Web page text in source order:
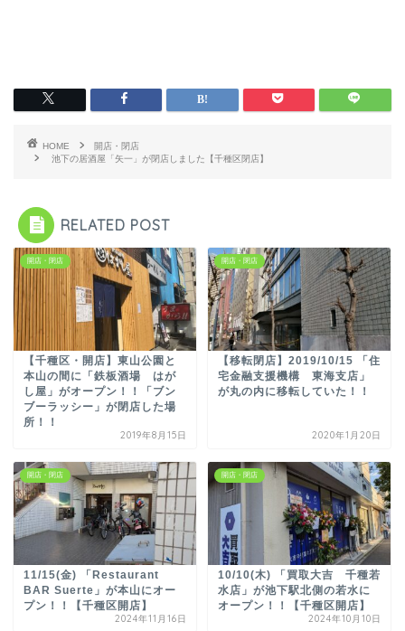
HOME
開店・閉店
池下の居酒屋「矢一」が閉店しました【千種区閉店】
RELATED POST
開店・閉店
【千種区・開店】東山公園と
本山の間に「鉄板酒場 はが
し屋」がオープン！！「ブン
ブーラッシー」が閉店した場
所！！
2019年8月15日
開店・閉店
【移転閉店】2019/10/15 「住
宅金融支援機構 東海支店」
が丸の内に移転していた！！
2020年1月20日
開店・閉店
11/15(金) 「Restaurant
BAR Suerte」が本山にオー
プン！！【千種区開店】
2024年11月16日
開店・閉店
10/10(木) 「買取大吉 千種若
水店」が池下駅北側の若水に
オープン！！【千種区開店】
2024年10月10日